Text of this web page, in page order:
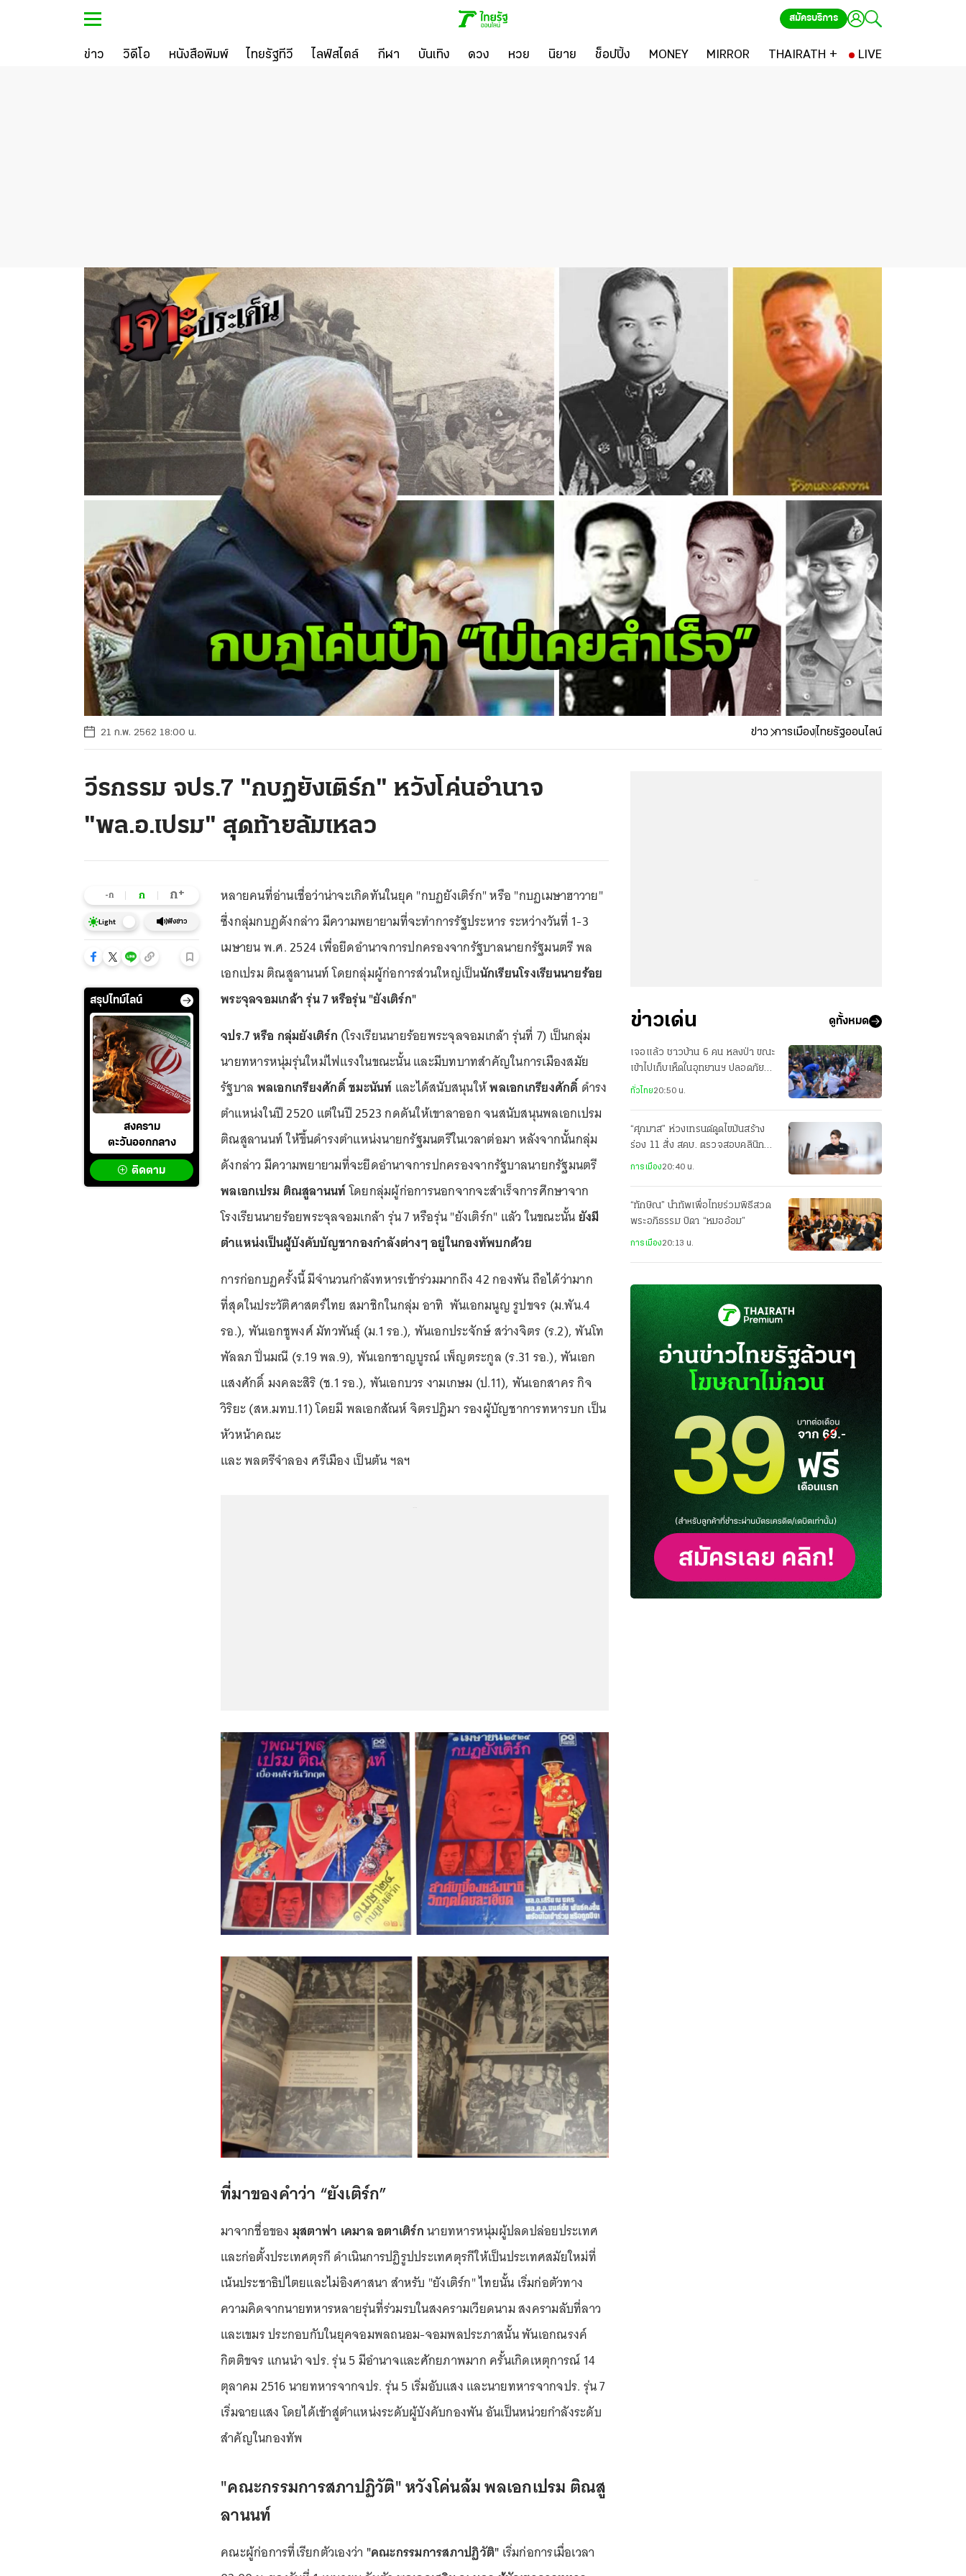
สมัครบริการ
ข่าว วิดีโอ หนังสือพิมพ์ ไทยรัฐทีวี ไลฟ์สไตล์ กีฬา บันเทิง ดวง หวย นิยาย ช็อปปิ้ง MONEY MIRROR THAIRATH + LIVE
21 ก.พ. 2562 18:00 น. ข่าว การเมืองไทยรัฐออนไลน์
วีรกรรม จปร.7 "กบฏยังเติร์ก" หวังโค่นอำนาจ
"พล.อ.เปรม" สุดท้ายล้มเหลว
-ก ก ก+
Light ฟังข่าว
สรุปไทม์ไลน์
สงคราม
ตะวันออกกลาง
ติดตาม
หลายคนที่อ่านเชื่อว่าน่าจะเกิดทันในยุค "กบฏยังเติร์ก" หรือ "กบฏเมษาฮาวาย"
ซึ่งกลุ่มกบฏดังกล่าว มีความพยายามที่จะทำการรัฐประหาร ระหว่างวันที่ 1-3
เมษายน พ.ศ. 2524 เพื่อยึดอำนาจการปกครองจากรัฐบาลนายกรัฐมนตรี พล
เอกเปรม ติณสูลานนท์ โดยกลุ่มผู้ก่อการส่วนใหญ่เป็นนักเรียนโรงเรียนนายร้อย
พระจุลจอมเกล้า รุ่น 7 หรือรุ่น "ยังเติร์ก"
จปร.7 หรือ กลุ่มยังเติร์ก (โรงเรียนนายร้อยพระจุลจอมเกล้า รุ่นที่ 7) เป็นกลุ่ม
นายทหารหนุ่มรุ่นใหม่ไฟแรงในขณะนั้น และมีบทบาทสำคัญในการเมืองสมัย
รัฐบาล พลเอกเกรียงศักดิ์ ชมะนันท์ และได้สนับสนุนให้พลเอกเกรียงศักดิ์ ดำรง
ตำแหน่งในปี 2520 แต่ในปี 2523 กดดันให้เขาลาออก จนสนับสนุนพลเอกเปรม
ติณสูลานนท์ ให้ขึ้นดำรงตำแหน่งนายกรัฐมนตรีในเวลาต่อมา หลังจากนั้นกลุ่ม
ดังกล่าว มีความพยายามที่จะยึดอำนาจการปกครองจากรัฐบาลนายกรัฐมนตรี
พลเอกเปรม ติณสูลานนท์โดยกลุ่มผู้ก่อการนอกจากจะสำเร็จการศึกษาจาก
โรงเรียนนายร้อยพระจุลจอมเกล้า รุ่น 7 หรือรุ่น "ยังเติร์ก" แลัว ในขณะนั้นยังมี
ตำแหน่งเป็นผู้บังคับบัญชากองกำลังต่างๆ อยู่ในกองทัพบกด้วย
การก่อกบฏครั้งนี้ มีจำนวนกำลังทหารเข้าร่วมมากถึง 42 กองพัน ถือได้ว่ามาก
ที่สุดในประวัติศาสตร์ไทย สมาชิกในกลุ่ม อาทิ พันเอกมนูญ รูปขจร (ม.พัน.4
รอ.), พันเอกชูพงศ์ มัทวพันธุ์ (ม.1 รอ.), พันเอกประจักษ์ สว่างจิตร (ร.2), พันโท
พัลลภ ปิ่นมณี (ร.19 พล.9), พันเอกชาญบูรณ์ เพ็ญตระกูล (ร.31 รอ.), พันเอก
แสงศักดิ์ มงคละสิริ (ช.1 รอ.), พันเอกบวร งามเกษม (ป.11), พันเอกสาคร กิจ
วิริยะ (สห.มทบ.11) โดยมี พลเอกสัณห์ จิตรปฏิมา รองผู้บัญชาการทหารบก เป็น
หัวหน้าคณะ
และ พลตรีจำลอง ศรีเมือง เป็นต้น ฯลฯ
ที่มาของคำว่า “ยังเติร์ก”
มาจากชื่อของ มุสตาฟา เคมาล อตาเติร์กนายทหารหนุ่มผู้ปลดปล่อยประเทศ
และก่อตั้งประเทศตุรกี ดำเนินการปฏิรูปประเทศตุรกีให้เป็นประเทศสมัยใหม่ที่
เน้นประชาธิปไตยและไม่อิงศาสนา สำหรับ "ยังเติร์ก" ไทยนั้น เริ่มก่อตัวทาง
ความคิดจากนายทหารหลายรุ่นที่ร่วมรบในสงครามเวียดนาม สงครามลับที่ลาว
และเขมร ประกอบกับในยุคจอมพลถนอม-จอมพลประภาสนั้น พันเอกณรงค์
กิตติขจร แกนนำ จปร. รุ่น 5 มีอำนาจและศักยภาพมาก ครั้นเกิดเหตุการณ์ 14
ตุลาคม 2516 นายทหารจากจปร. รุ่น 5 เริ่มอับแสง และนายทหารจากจปร. รุ่น 7
เริ่มฉายแสง โดยได้เข้าสู่ตำแหน่งระดับผู้บังคับกองพัน อันเป็นหน่วยกำลังระดับ
สำคัญในกองทัพ
"คณะกรรมการสภาปฏิวัติ" หวังโค่นล้ม พลเอกเปรม ติณสู
ลานนท์
คณะผู้ก่อการที่เรียกตัวเองว่า "คณะกรรมการสภาปฏิวัติ" เริ่มก่อการเมื่อเวลา
ข่าวเด่น ดูทั้งหมด
เจอแล้ว ชาวบ้าน 6 คน หลงป่า ขณะ
เข้าไปเก็บเห็ดในอุทยานฯ ปลอดภัยทุก
ราย
ทั่วไทย20:50 น.
“ศุภมาส” ห่วงเทรนด์ดูดไขมันสร้าง
ร่อง 11 สั่ง สคบ. ตรวจสอบคลินิก
เสริมความงาม
การเมือง20:40 น.
“ทักษิณ” นำทัพเพื่อไทยร่วมพิธีสวด
พระอภิธรรม บิดา “หมออ้อม”
การเมือง20:13 น.